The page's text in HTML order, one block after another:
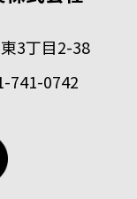
3丁目2-38
741-0742